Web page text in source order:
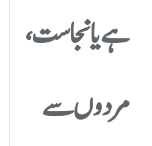
ہے یا نجاست،
مردوں سے